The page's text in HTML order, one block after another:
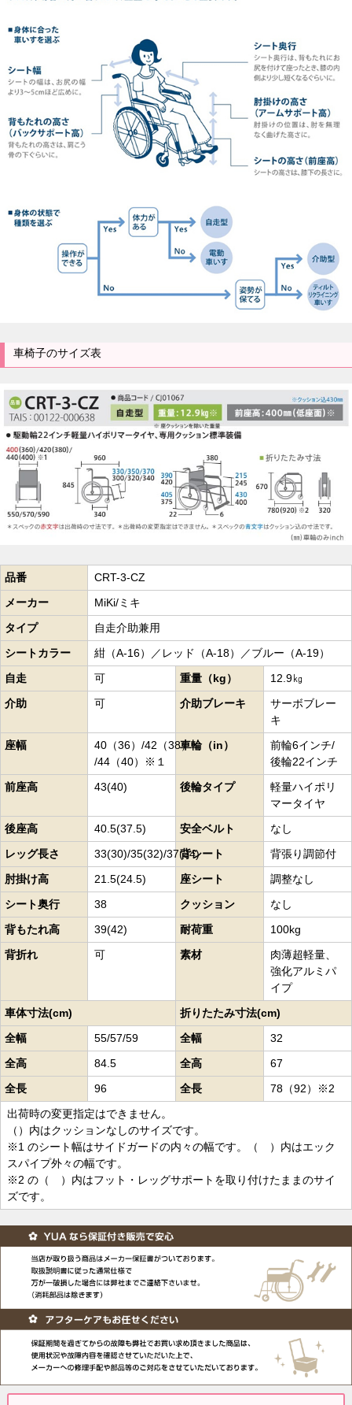
車椅子のサイズ表
品番
CRT-3-CZ
メーカー
MiKi/ミキ
タイプ
自走介助兼用
シートカラー
紺（A-16）／レッド（A-18）／ブルー（A-19）
自走
可 重量（kg）
12.9㎏
介助
可 介助ブレーキ
サーボブレー
キ
座幅
40（36）/42（38）
/44（40）※１
車輪（in）
前輪6インチ/
後輪22インチ
前座高
43(40) 後輪タイプ
軽量ハイポリ
マータイヤ
後座高
40.5(37.5) 安全ベルト
なし
レッグ長さ
33(30)/35(32)/37(34)背シート
背張り調節付
肘掛け高
21.5(24.5) 座シート
調整なし
シート奥行
38 クッション
なし
背もたれ高
39(42) 耐荷重
100kg
背折れ
可 素材
肉薄超軽量、
強化アルミパ
イプ
車体寸法(cm)
折りたたみ寸法(cm)
全幅
55/57/59 全幅
32
全高
84.5 全高
67
全長
96 全長
78（92）※2
出荷時の変更指定はできません。
（）内はクッションなしのサイズです。
※1 のシート幅はサイドガードの内々の幅です。（ ）内はエック
スパイプ外々の幅です。
※2 の（ ）内はフット・レッグサポートを取り付けたままのサイ
ズです。